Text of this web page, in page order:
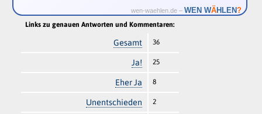
wen-waehlen.de – WEN WÄHLEN?
Links zu genauen Antworten und Kommentaren:
Gesamt 36
Ja! 25
Eher Ja 8
Unentschieden 2